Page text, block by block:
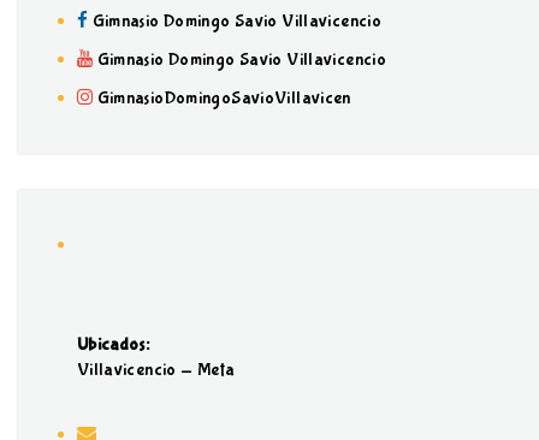
Gimnasio Domingo Savio Villavicencio
Gimnasio Domingo Savio Villavicencio
GimnasioDomingoSavioVillavicen
Ubicados:
Villavicencio - Meta